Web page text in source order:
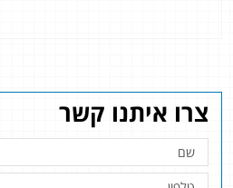
צרו איתנו קשר